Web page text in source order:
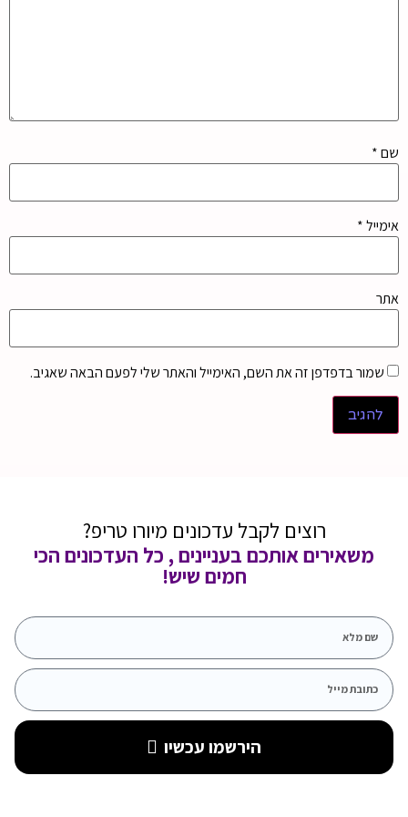
שם*
אימייל*
אתר
שמור בדפדפן זה את השם, האימייל והאתר שלי לפעם הבאה שאגיב.
רוצים לקבל עדכונים מיורו טריפ?
משאירים אותכם בעניינים , כל העדכונים הכי
חמים שיש!
הירשמו עכשיו